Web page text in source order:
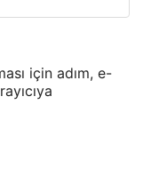
için adım, e-